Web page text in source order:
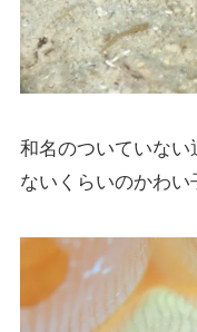
和名のついていな
ないくらいのかわい